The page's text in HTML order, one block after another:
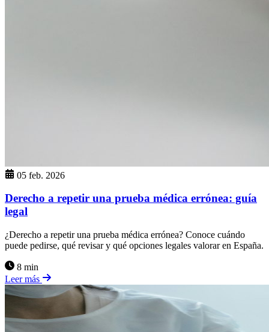
05 feb. 2026
Derecho a repetir una prueba médica errónea: guía
legal
¿Derecho a repetir una prueba médica errónea? Conoce cuándo
puede pedirse, qué revisar y qué opciones legales valorar en España.
8 min
Leer más